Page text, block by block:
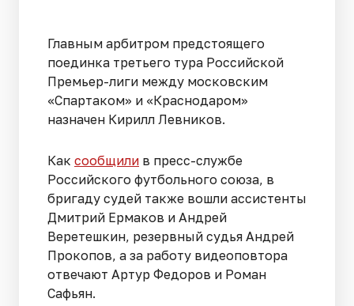
Главным арбитром предстоящего
поединка третьего тура Российской
Премьер-лиги между московским
«Спартаком» и «Краснодаром»
назначен Кирилл Левников.
Как сообщили в пресс-службе
Российского футбольного союза, в
бригаду судей также вошли ассистенты
Дмитрий Ермаков и Андрей
Веретешкин, резервный судья Андрей
Прокопов, а за работу видеоповтора
отвечают Артур Федоров и Роман
Сафьян.